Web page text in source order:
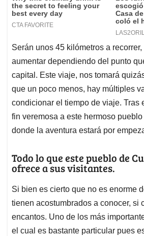
Serán unos 45 kilómetros a
aumentar dependiendo del punto
capital. Este viaje, nos tomará
que un poco menos, hay múltiples
condicionar el tiempo de viaje. Tras
fin veremosa a este hermoso
donde la aventura estará por
Todo lo que este pueblo de
ofrece a sus visitantes.
Si bien es cierto que no es enorme
tienen acostumbrados a conocer, si
encantos. Uno de los más
el cual es bastante particular pues